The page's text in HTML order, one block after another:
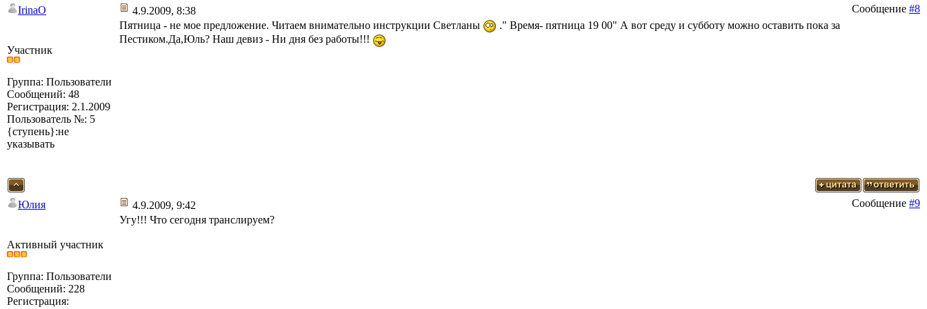
IrinaO 4.9.2009, 8:38 Сообщение #8
Участник
Группа: Пользователи
Сообщений: 48
Регистрация: 2.1.2009
Пользователь №: 5
{ступень}:не
указывать
Пятница - не мое предложение. Читаем внимательно инструкции Светланы
." Время- пятница 19 00" А вот среду и субботу можно оставить пока за
Пестиком.Да,Юль? Наш девиз - Ни дня без работы!!!
Юлия 4.9.2009, 9:42 Сообщение #9
Активный участник
Группа: Пользователи
Сообщений: 228
Регистрация:
Угу!!! Что сегодня транслируем?